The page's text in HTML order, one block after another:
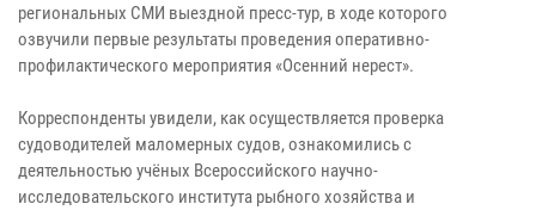
региональных СМИ выездной пресс-тур, в ходе которого
озвучили первые результаты проведения оперативно-
профилактического мероприятия «Осенний нерест».
Корреспонденты увидели, как осуществляется проверка
судоводителей маломерных судов, ознакомились с
деятельностью учёных Всероссийского научно-
исследовательского института рыбного хозяйства и